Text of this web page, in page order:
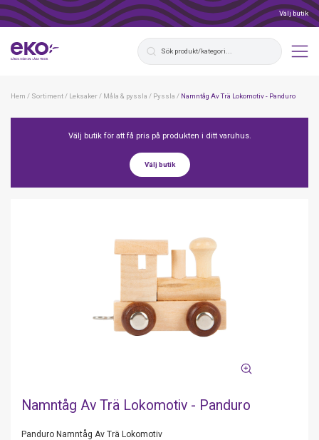
Välj butik
Hem / Sortiment/ Leksaker/ Måla & pyssla / Pyssla / Namntåg Av Trä Lokomotiv - Panduro
Välj butik för att få pris på produkten i ditt varuhus.
Välj butik
Namntåg Av Trä Lokomotiv - Panduro
Panduro Namntåg Av Trä Lokomotiv